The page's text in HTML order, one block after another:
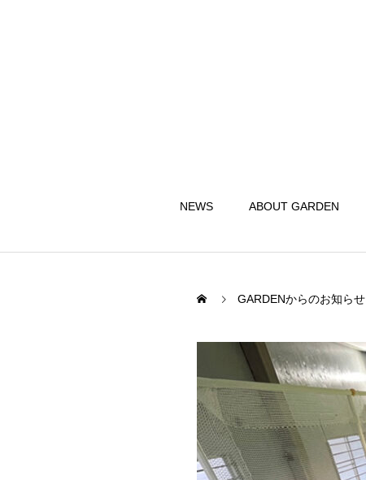
NEWS ABOUT GARDEN
GARDENからのお知らせ